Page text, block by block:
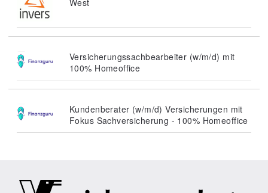
West
Versicherungssachbearbeiter (w/m/d) mit
100% Homeoffice
Kundenberater (w/m/d) Versicherungen mit
Fokus Sachversicherung - 100% Homeoffice